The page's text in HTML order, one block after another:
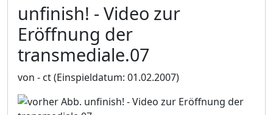
unfinish! - Video zur
Eröffnung der
transmediale.07
von - ct(Einspieldatum: 01.02.2007)